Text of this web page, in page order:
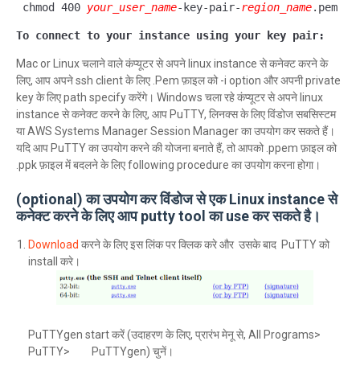
chmod 400 your_user_name-key-pair-region_name.pem
To connect to your instance using your key pair:
Mac or Linux चलाने वाले कंप्यूटर से अपने linux instance से कनेक्ट करने के
लिए, आप अपने ssh client के लिए .Pem फ़ाइल को -i option और अपनी private
key के लिए path specify करेंगे। Windows चला रहे कंप्यूटर से अपने linux
instance से कनेक्ट करने के लिए, आप PuTTY, लिनक्स के लिए विंडोज सबसिस्टम
या AWS Systems Manager Session Manager का उपयोग कर सकते हैं।
यदि आप PuTTY का उपयोग करने की योजना बनाते हैं, तो आपको .ppem फ़ाइल को
.ppk फ़ाइल में बदलने के लिए following procedure का उपयोग करना होगा।
(optional) का उपयोग कर विंडोज से एक Linux instance से
कनेक्ट करने के लिए आप putty tool का use कर सकते है।
Download करने के लिए इस लिंक पर क्लिक करे और उसके बाद PuTTY को
install करे।
PuTTYgen start करें (उदाहरण के लिए, प्रारंभ मेनू से, All Programs>
PuTTY> PuTTYgen) चुनें।